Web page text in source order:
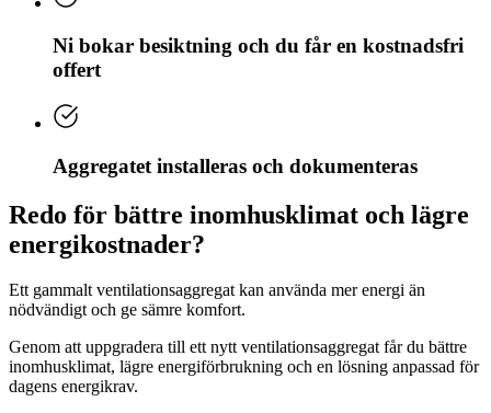
Ni bokar besiktning och du får en kostnadsfri
offert
Aggregatet installeras och dokumenteras
Redo för bättre inomhusklimat och lägre
energikostnader?
Ett gammalt ventilationsaggregat kan använda mer energi än
nödvändigt och ge sämre komfort.
Genom att uppgradera till ett nytt ventilationsaggregat får du bättre
inomhusklimat, lägre energiförbrukning och en lösning anpassad för
dagens energikrav.